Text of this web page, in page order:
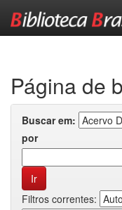
Página de
Buscar em:
por
Filtros correntes: